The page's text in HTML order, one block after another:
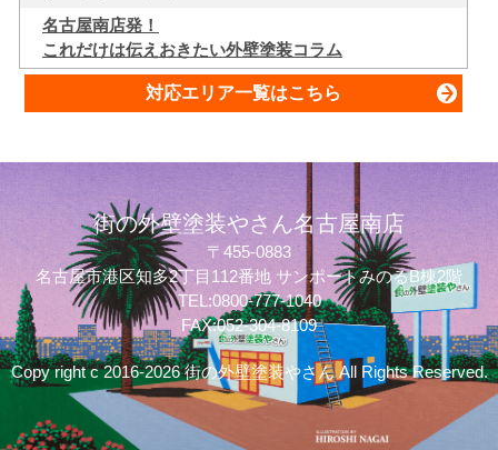
名古屋南店発！
これだけは伝えおきたい外壁塗装コラム
対応エリア一覧はこちら
街の外壁塗装やさん名古屋南店
〒455-0883
名古屋市港区知多2丁目112番地 サンポートみのるB棟2階
TEL:0800-777-1040
FAX:052-304-8109
Copy right c 2016-2026 街の外壁塗装やさん All Rights Reserved.